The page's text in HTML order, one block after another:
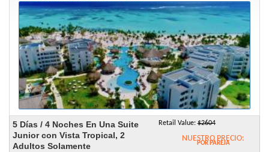
5 Días / 4 Noches En Una Suite
Junior con Vista Tropical, 2
Adultos Solamente
Retail Value:$2604
NUESTRO PRECIO:
POR PAREJA